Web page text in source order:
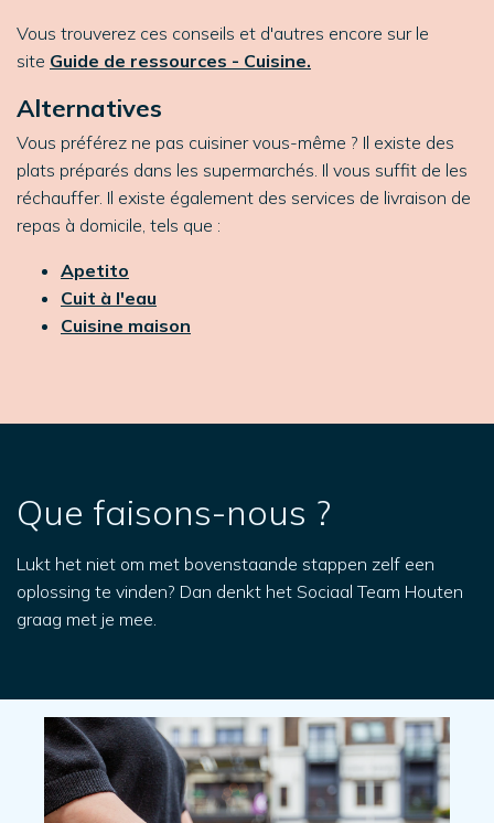
Vous trouverez ces conseils et d'autres encore sur le
site Guide de ressources - Cuisine.
Alternatives
Vous préférez ne pas cuisiner vous-même ? Il existe des
plats préparés dans les supermarchés. Il vous suffit de les
réchauffer. Il existe également des services de livraison de
repas à domicile, tels que :
Apetito
Cuit à l'eau
Cuisine maison
Que faisons-nous ?
Lukt het niet om met bovenstaande stappen zelf een
oplossing te vinden? Dan denkt het Sociaal Team Houten
graag met je mee.